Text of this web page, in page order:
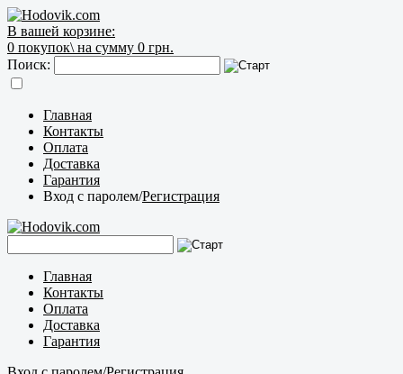
В вашей корзине:
0 покупок\ на сумму 0 грн.
Поиск:
Главная
Контакты
Оплата
Доставка
Гарантия
Вход с паролем/Регистрация
Главная
Контакты
Оплата
Доставка
Гарантия